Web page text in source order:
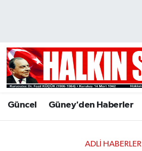
Güncel Güney'den Haberler
ADLI HABERLER
Hava Durumu
Trafik Durumu
Tüm Manşetler